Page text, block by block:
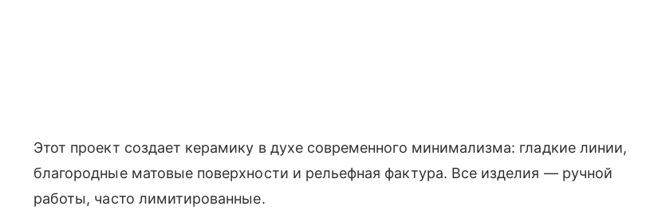
Этот проект создает керамику в духе современного минимализма: гладкие линии,
благородные матовые поверхности и рельефная фактура. Все изделия — ручной
работы, часто лимитированные.